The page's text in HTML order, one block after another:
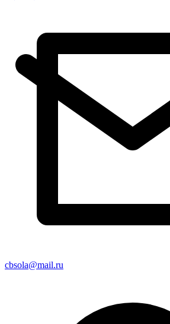
cbsola@mail.ru